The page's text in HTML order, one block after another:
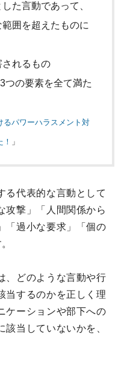
た言動であって、
囲を超えたものに
れるもの
の要素を全て満た
るパワーハラスメント対
」
る代表的な言動として
攻撃」「人間関係から
「過小な要求」「個の
、どのような言動や行
当するのかを正しく理
ケーションや部下への
当していないかを、